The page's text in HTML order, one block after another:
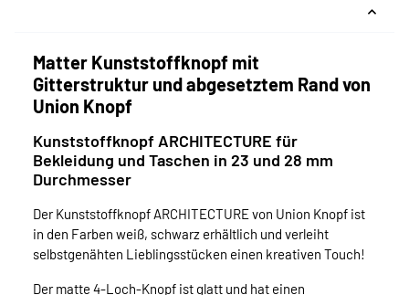
Matter Kunststoffknopf mit
Gitterstruktur und abgesetztem Rand von
Union Knopf
Kunststoffknopf ARCHITECTURE für
Bekleidung und Taschen in 23 und 28 mm
Durchmesser
Der Kunststoffknopf ARCHITECTURE von Union Knopf ist
in den Farben weiß, schwarz erhältlich und verleiht
selbstgenähten Lieblingsstücken einen kreativen Touch!
Der matte 4-Loch-Knopf ist glatt und hat einen